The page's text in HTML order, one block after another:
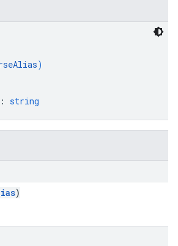
)
: string
)